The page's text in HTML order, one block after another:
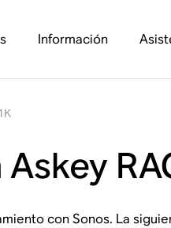
Información
con Sonos. La